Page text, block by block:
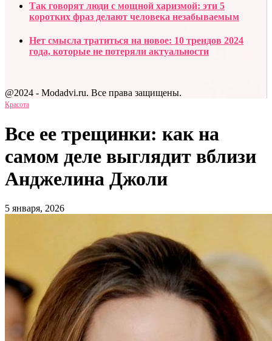
Так говорят люди с мощной харизмой: эти 5
коротких фраз делают человека незабываемым
Нет смысла тратиться на новое: 10 трендов 2024
года, которые не потеряли актуальности
@2024 - Modadvi.ru. Все права защищены.
Красота
Все ее трещинки: как на
самом деле выглядит вблизи
Анджелина Джоли
5 января, 2026